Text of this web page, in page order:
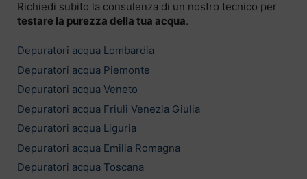
Richiedi subito la consulenza di un nostro tecnico per
testare la purezza della tua acqua.
Depuratori acqua Lombardia
Depuratori acqua Piemonte
Depuratori acqua Veneto
Depuratori acqua Friuli Venezia Giulia
Depuratori acqua Liguria
Depuratori acqua Emilia Romagna
Depuratori acqua Toscana